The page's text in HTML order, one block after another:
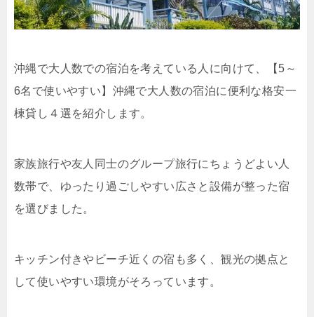
沖縄で大人数での宿泊を考えている人に向けて、【5～
6名で使いやすい】沖縄で大人数の宿泊に便利な格安一
棟貸し４選を紹介します。
家族旅行や友人同士のグループ旅行にちょうどよい人
数帯で、ゆったり過ごしやすい広さと設備が整った宿
を選びました。
キッチン付きやビーチ近くの宿も多く、観光の拠点と
して使いやすい環境がそろっています。